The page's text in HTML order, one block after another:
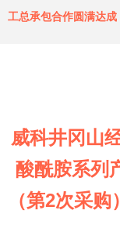
工总承包合作圆满达成
威科井冈山
酸酰胺系列
（第2次采